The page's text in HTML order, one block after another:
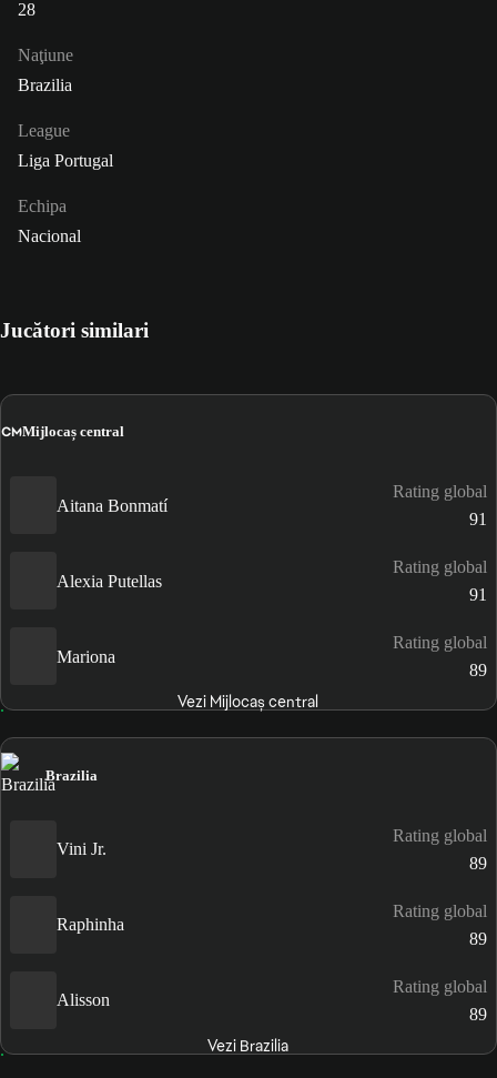
28
Naţiune
Brazilia
League
Liga Portugal
Echipa
Nacional
Jucători similari
CMMijlocaș central
Aitana Bonmatí
Rating global
91
Alexia Putellas
Rating global
91
Mariona
Rating global
89
Vezi Mijlocaș central
Brazilia
Vini Jr.
Rating global
89
Raphinha
Rating global
89
Alisson
Rating global
89
Vezi Brazilia